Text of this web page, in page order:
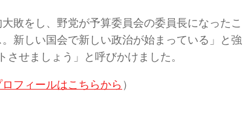
敗をし、野党が予算委員会の委員長になったこ
新しい国会で新しい政治が始まっている」と強
せましょう」と呼びかけました。
フィールはこちらから ）